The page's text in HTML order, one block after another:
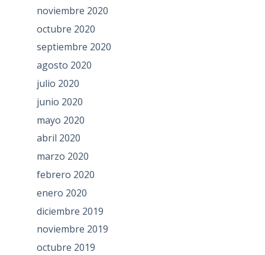
noviembre 2020
octubre 2020
septiembre 2020
agosto 2020
julio 2020
junio 2020
mayo 2020
abril 2020
marzo 2020
febrero 2020
enero 2020
diciembre 2019
noviembre 2019
octubre 2019